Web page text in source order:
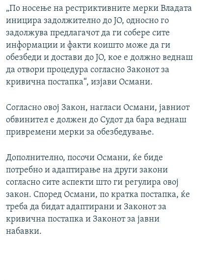
„По носење на рестриктивните мерки Владата
иницира задолжително до ЈО, односно го
задолжува предлагачот да ги собере сите
информации и факти коишто може да ги
обезбеди и достави до ЈО, кое е должно веднаш
да отвори процедура согласно Законот за
кривична постапка“, изјави Османи.
Согласно овој Закон, нагласи Османи, јавниот
обвинител е должен до Судот да бара веднаш
привремени мерки за обезбедување.
Дополнително, посочи Османи, ќе биде
потребно и адаптирање на други закони
согласно сите аспекти што ги регулира овој
закон. Според Османи, по кратка постапка, ќе
треба да бидат адаптирани и Законот за
кривична постапка и Законот за јавни
набавки.